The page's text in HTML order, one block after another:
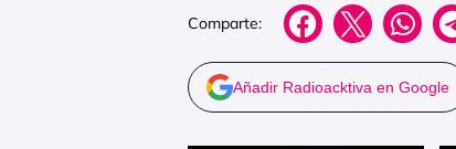
Comparte:
Añadir Radioacktiva en Google